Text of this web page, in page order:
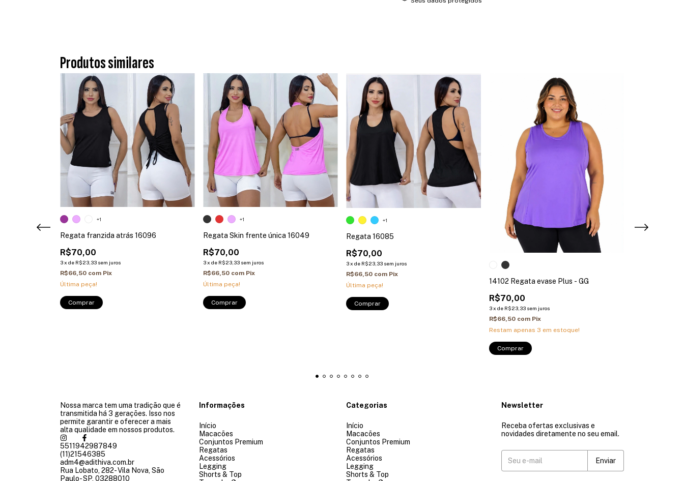
Produtos similares
Regata franzida atrás 16096
R$70,00
3x de R$23,33 sem juros
R$66,50 com Pix
Última peça!
+1
Comprar
Regata Skin frente única 16049
R$70,00
3x de R$23,33 sem juros
R$66,50 com Pix
Última peça!
+1
Comprar
Regata 16085
R$70,00
3x de R$23,33 sem juros
R$66,50 com Pix
Última peça!
+1
Comprar
14102 Regata evase Plus - GG
R$70,00
3x de R$23,33 sem juros
R$66,50 com Pix
Restam apenas 3 em estoque!
Comprar
Nossa marca tem uma tradição que é
transmitida há 3 gerações. Isso nos
permite garantir e oferecer a mais
alta qualidade em nossos produtos.
5511942987849
(11)21546385
adm4@adithiva.com.br
Rua Lobato, 282- Vila Nova, São
Paulo- SP, 03288010
Informações
Início
Macacões
Conjuntos Premium
Regatas
Acessórios
Legging
Shorts & Top
Categorias
Início
Macacões
Conjuntos Premium
Regatas
Acessórios
Legging
Shorts & Top
Newsletter
Receba ofertas exclusivas e
novidades diretamente no seu email.